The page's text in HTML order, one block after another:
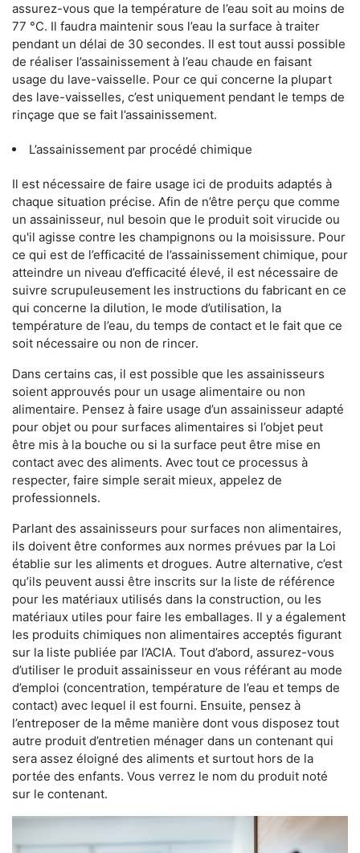
assurez-vous que la température de l’eau soit au moins de
77 °C. Il faudra maintenir sous l’eau la surface à traiter
pendant un délai de 30 secondes. Il est tout aussi possible
de réaliser l’assainissement à l’eau chaude en faisant
usage du lave-vaisselle. Pour ce qui concerne la plupart
des lave-vaisselles, c’est uniquement pendant le temps de
rinçage que se fait l’assainissement.
L’assainissement par procédé chimique
Il est nécessaire de faire usage ici de produits adaptés à
chaque situation précise. Afin de n’être perçu que comme
un assainisseur, nul besoin que le produit soit virucide ou
qu'il agisse contre les champignons ou la moisissure. Pour
ce qui est de l’efficacité de l’assainissement chimique, pour
atteindre un niveau d’efficacité élevé, il est nécessaire de
suivre scrupuleusement les instructions du fabricant en ce
qui concerne la dilution, le mode d’utilisation, la
température de l’eau, du temps de contact et le fait que ce
soit nécessaire ou non de rincer.
Dans certains cas, il est possible que les assainisseurs
soient approuvés pour un usage alimentaire ou non
alimentaire. Pensez à faire usage d’un assainisseur adapté
pour objet ou pour surfaces alimentaires si l’objet peut
être mis à la bouche ou si la surface peut être mise en
contact avec des aliments. Avec tout ce processus à
respecter, faire simple serait mieux, appelez de
professionnels.
Parlant des assainisseurs pour surfaces non alimentaires,
ils doivent être conformes aux normes prévues par la Loi
établie sur les aliments et drogues. Autre alternative, c’est
qu’ils peuvent aussi être inscrits sur la liste de référence
pour les matériaux utilisés dans la construction, ou les
matériaux utiles pour faire les emballages. Il y a également
les produits chimiques non alimentaires acceptés figurant
sur la liste publiée par l’ACIA. Tout d’abord, assurez-vous
d’utiliser le produit assainisseur en vous référant au mode
d’emploi (concentration, température de l’eau et temps de
contact) avec lequel il est fourni. Ensuite, pensez à
l’entreposer de la même manière dont vous disposez tout
autre produit d’entretien ménager dans un contenant qui
sera assez éloigné des aliments et surtout hors de la
portée des enfants. Vous verrez le nom du produit noté
sur le contenant.